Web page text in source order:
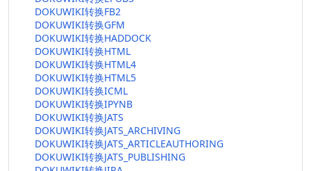
DOKUWIKI转换FB2
DOKUWIKI转换GFM
DOKUWIKI转换HADDOCK
DOKUWIKI转换HTML
DOKUWIKI转换HTML4
DOKUWIKI转换HTML5
DOKUWIKI转换ICML
DOKUWIKI转换IPYNB
DOKUWIKI转换JATS
DOKUWIKI转换JATS_ARCHIVING
DOKUWIKI转换JATS_ARTICLEAUTHORING
DOKUWIKI转换JATS_PUBLISHING